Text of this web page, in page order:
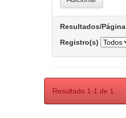
Resultados/Página
Registro(s)
Resultado 1-1 de 1.